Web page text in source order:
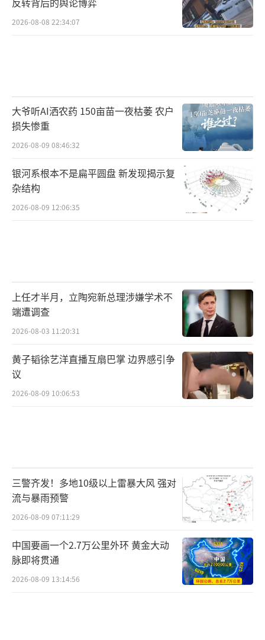
2026-08-08 22:34:07
大爷听AI洒农药 150亩苗一夜枯萎 农户
损失惨重
2026-08-09 08:46:32
银河系根本不是扁平圆盘 新发现揭示复
杂结构
2026-08-09 12:06:35
上任才半月，立陶宛新总理涉嫌学术不
端遭调查
2026-08-03 11:20:31
黄子韬徐艺洋直播互扇巴掌 边界感引争
议
2026-08-09 10:06:53
三警齐发！多地10级以上雷暴大风 强对
流与暴雨预警
2026-08-09 07:11:29
中国要画一个2.7万公里外环 黄金大动
脉即将贯通
2026-08-09 13:14:56